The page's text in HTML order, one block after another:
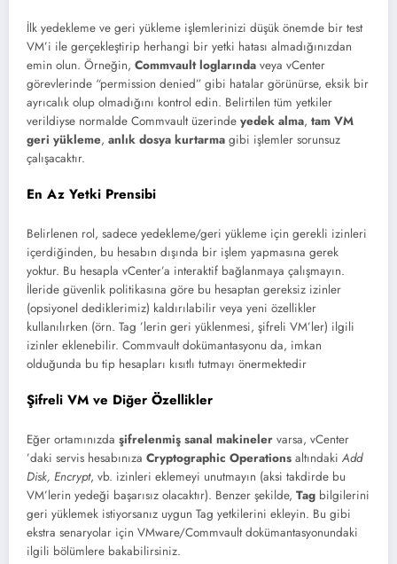
İlk yedekleme ve geri yükleme işlemlerinizi düşük önemde bir test
VM’i ile gerçekleştirip herhangi bir yetki hatası almadığınızdan
emin olun. Örneğin, Commvault loglarında veya vCenter
görevlerinde “permission denied” gibi hatalar görünürse, eksik bir
ayrıcalık olup olmadığını kontrol edin. Belirtilen tüm yetkiler
verildiyse normalde Commvault üzerinde yedek alma, tam VM
geri yükleme, anlık dosya kurtarma gibi işlemler sorunsuz
çalışacaktır.
En Az Yetki Prensibi
Belirlenen rol, sadece yedekleme/geri yükleme için gerekli izinleri
içerdiğinden, bu hesabın dışında bir işlem yapmasına gerek
yoktur. Bu hesapla vCenter’a interaktif bağlanmaya çalışmayın.
İleride güvenlik politikasına göre bu hesaptan gereksiz izinler
(opsiyonel dediklerimiz) kaldırılabilir veya yeni özellikler
kullanılırken (örn. Tag ’lerin geri yüklenmesi, şifreli VM’ler) ilgili
izinler eklenebilir. Commvault dokümantasyonu da, imkan
olduğunda bu tip hesapları kısıtlı tutmayı önermektedir
Şifreli VM ve Diğer Özellikler
Eğer ortamınızda şifrelenmiş sanal makineler varsa, vCenter
’daki servis hesabınıza Cryptographic Operations altındaki Add
Disk, Encrypt, vb. izinleri eklemeyi unutmayın (aksi takdirde bu
VM’lerin yedeği başarısız olacaktır). Benzer şekilde, Tag bilgilerini
geri yüklemek istiyorsanız uygun Tag yetkilerini ekleyin. Bu gibi
ekstra senaryolar için VMware/Commvault dokümantasyonundaki
ilgili bölümlere bakabilirsiniz.